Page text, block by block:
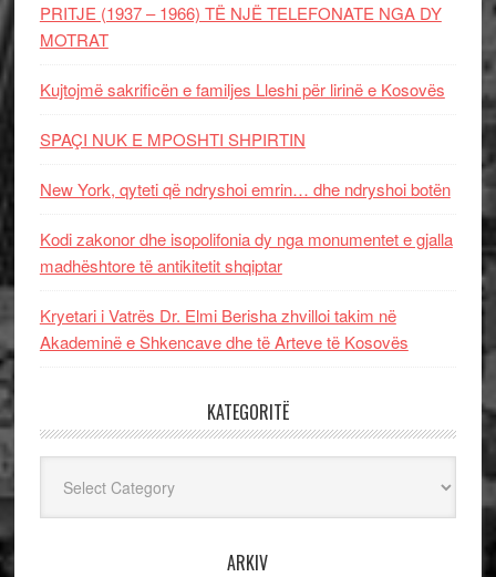
PRITJE (1937 – 1966) TË NJË TELEFONATE NGA DY
MOTRAT
Kujtojmë sakrificën e familjes Lleshi për lirinë e Kosovës
SPAÇI NUK E MPOSHTI SHPIRTIN
New York, qyteti që ndryshoi emrin… dhe ndryshoi botën
Kodi zakonor dhe isopolifonia dy nga monumentet e gjalla
madhështore të antikitetit shqiptar
Kryetari i Vatrës Dr. Elmi Berisha zhvilloi takim në
Akademinë e Shkencave dhe të Arteve të Kosovës
KATEGORITË
ARKIV